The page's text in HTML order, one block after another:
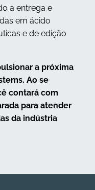
a entrega e
em ácido
e de edição
a próxima
Ao se
contará com
para atender
da indústria